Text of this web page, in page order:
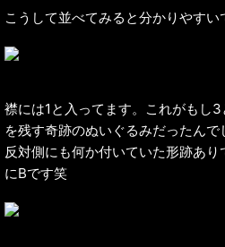
こうして並べてみると分かりやすい
襟には1と入ってます。これがもし
を残す奇跡のぬいぐるみだったんで
反対側にも何か付いていた形跡あ
にBです笑